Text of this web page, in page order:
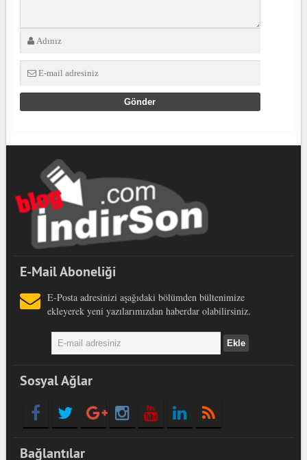
E-Mail Aboneliği
E-Posta adresinizi aşağıdaki bölümden bültenimize
ekleyerek yeni yazılarımızdan haberdar olabilirsiniz.
Sosyal Ağlar
Bağlantılar